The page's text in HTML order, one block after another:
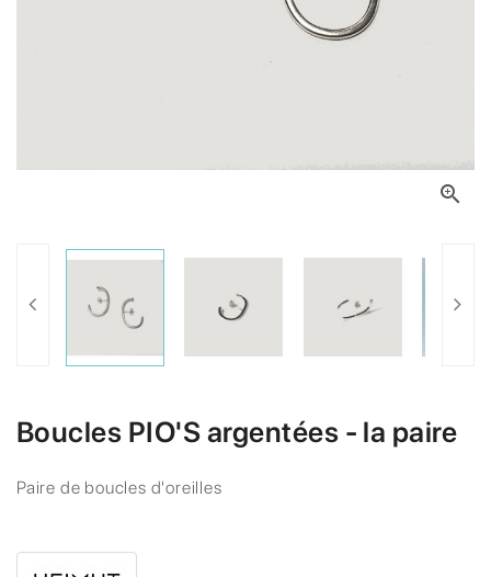

Boucles PIO'S argentées - la paire
Paire de boucles d'oreilles